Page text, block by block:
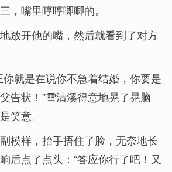
，嘴里哼哼唧唧的。
放开他的嘴，然后就看到了对方
你就是在说你不急着结婚，你要是
告状！”雪清溪得意地晃了晃脑
笑意。
模样，抬手捂住了脸，无奈地长
后点了点头：“答应你行了吧！又